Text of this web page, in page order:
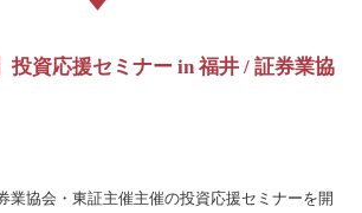
投資応援セミナー in 福井 / 証券業協
業協会・東証主催主催の投資応援セミナーを開